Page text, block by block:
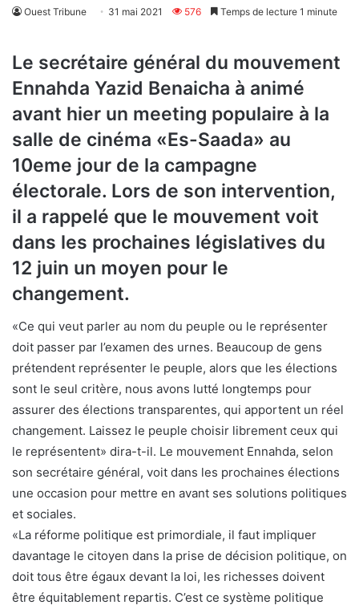
Ouest Tribune 31 mai 2021 576 Temps de lecture 1 minute
Le secrétaire général du mouvement
Ennahda Yazid Benaicha à animé
avant hier un meeting populaire à la
salle de cinéma «Es-Saada» au
10eme jour de la campagne
électorale. Lors de son intervention,
il a rappelé que le mouvement voit
dans les prochaines législatives du
12 juin un moyen pour le
changement.
«Ce qui veut parler au nom du peuple ou le représenter
doit passer par l’examen des urnes. Beaucoup de gens
prétendent représenter le peuple, alors que les élections
sont le seul critère, nous avons lutté longtemps pour
assurer des élections transparentes, qui apportent un réel
changement. Laissez le peuple choisir librement ceux qui
le représentent» dira-t-il. Le mouvement Ennahda, selon
son secrétaire général, voit dans les prochaines élections
une occasion pour mettre en avant ses solutions politiques
et sociales.
«La réforme politique est primordiale, il faut impliquer
davantage le citoyen dans la prise de décision politique, on
doit tous être égaux devant la loi, les richesses doivent
être équitablement repartis. C’est ce système politique